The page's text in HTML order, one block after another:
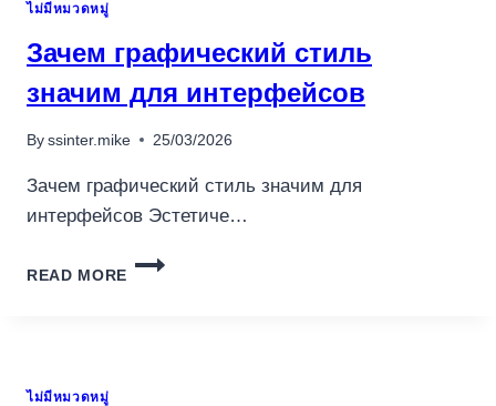
ไม่มีหมวดหมู่
Зачем графический стиль
значим для интерфейсов
By ssinter.mike 25/03/2026
Зачем графический стиль значим для
интерфейсов Эстетиче…
READ MORE
ЗАЧЕМ
ไม่มีหมวดหมู่